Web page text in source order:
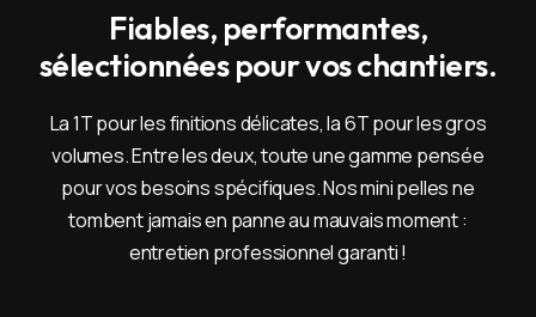
Fiables, performantes,
sélectionnées pour vos chantiers.
La 1T pour les finitions délicates, la 6T pour les gros
volumes. Entre les deux, toute une gamme pensée
pour vos besoins spécifiques. Nos mini pelles ne
tombent jamais en panne au mauvais moment :
entretien professionnel garanti !